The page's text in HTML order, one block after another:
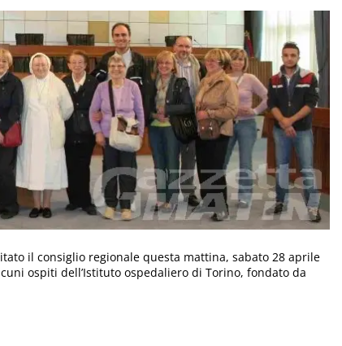
il consiglio regionale questa mattina, sabato 28 aprile
ospiti dell’Istituto ospedaliero di Torino, fondato da